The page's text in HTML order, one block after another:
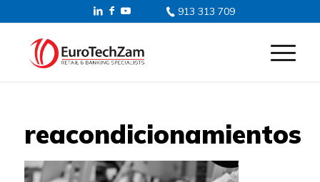
913 313 709
reacondicionamientos